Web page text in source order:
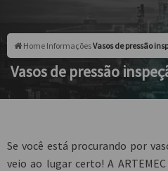
Home InformaçõesVasos de pressão
Vasos de pressão
Se você está procurando por
veio ao lugar certo! A